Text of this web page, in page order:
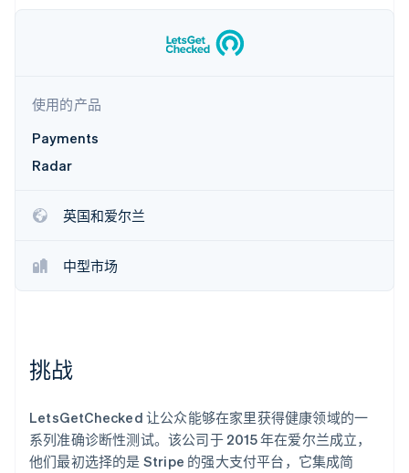
初创企业注册
Climate
碳移除
立即观看
游戏
酒店、旅游与休闲
媒体与娱乐
API 状态
成为合作伙伴
使用的产品
Payments
Radar
英国和爱尔兰
中型市场
挑战
LetsGetChecked 让公众能够在家里获得健康领域的一
系列准确诊断性测试。该公司于 2015 年在爱尔兰成立，
他们最初选择的是 Stripe 的强大支付平台，它集成简